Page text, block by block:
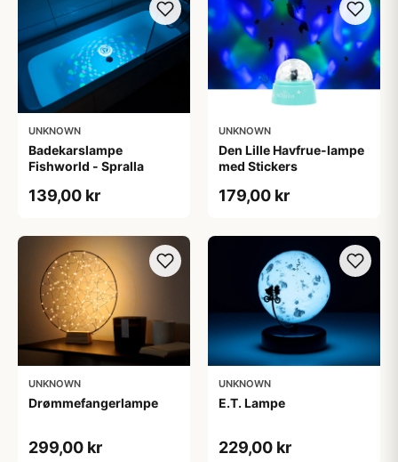
UNKNOWN
Badekarslampe
Fishworld - Spralla
139,00 kr
UNKNOWN
Den Lille Havfrue-lampe
med Stickers
179,00 kr
UNKNOWN
Drømmefangerlampe
299,00 kr
UNKNOWN
E.T. Lampe
229,00 kr